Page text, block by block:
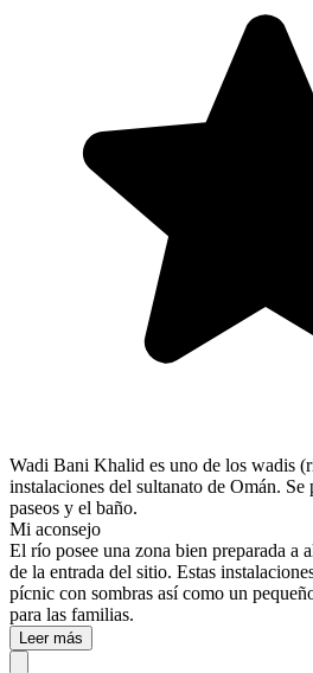
Wadi Bani Khalid es uno de los wadis
instalaciones del sultanato de Omán. Se
paseos y el baño.
Mi aconsejo
El río posee una zona bien preparada a
de la entrada del sitio. Estas
pícnic con sombras así como un
para las familias.
Leer más